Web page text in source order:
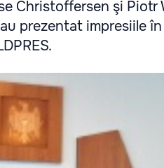
Christoffersen şi
prezentat impresiile